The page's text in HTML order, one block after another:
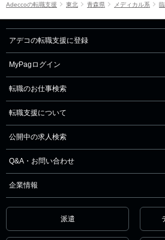
Adeccoの転職支援 東北 青森県 メディカル系
アデコの転職支援に登録
MyPagログイン
転職のお仕事検索
転職支援について
公開中の求人検索
Q&A・お問い合わせ
企業情報
派遣